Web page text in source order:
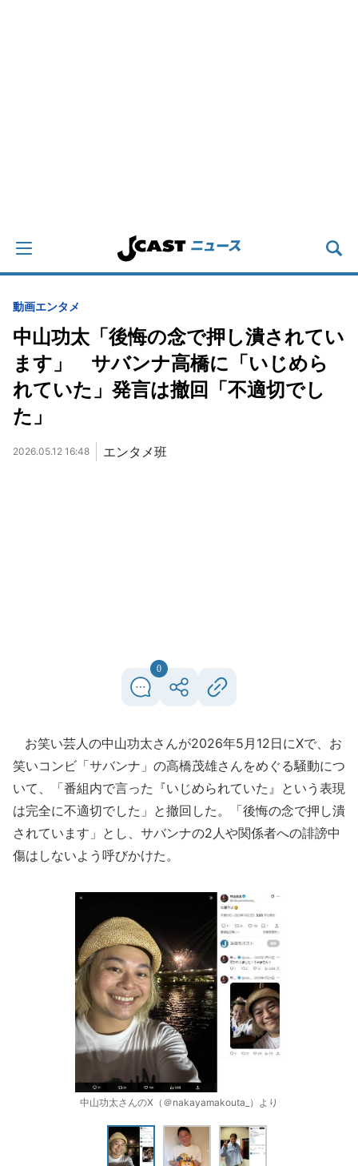
動画エンタメ
中山功太「後悔の念で押し潰されてい
ます」 サバンナ高橋に「いじめら
れていた」発言は撤回「不適切でし
た」
2026.05.12 16:48 エンタメ班
0
お笑い芸人の中山功太さんが2026年5月12日にXで、お
笑いコンビ「サバンナ」の高橋茂雄さんをめぐる騒動につ
いて、「番組内で言った『いじめられていた』という表現
は完全に不適切でした」と撤回した。「後悔の念で押し潰
されています」とし、サバンナの2人や関係者への誹謗中
傷はしないよう呼びかけた。
中山功太さんのX（＠nakayamakouta_）より